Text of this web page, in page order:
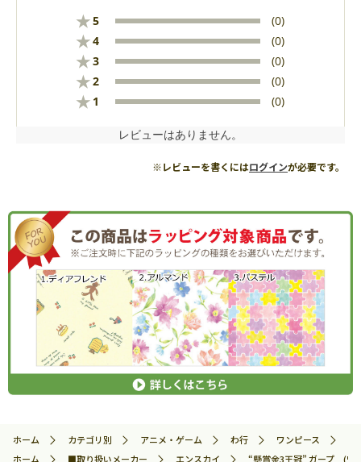
★5 (0)
★4 (0)
★3 (0)
★2 (0)
★ 1 (0)
レビューはありません。
※レビューを書くにはログインが必要です。
ホーム カテゴリ別 アニメ・ゲーム わ行 ワンピース
ホーム
■取り扱いメーカー エンスカイ
“懸賞金3王冠” ガープ (